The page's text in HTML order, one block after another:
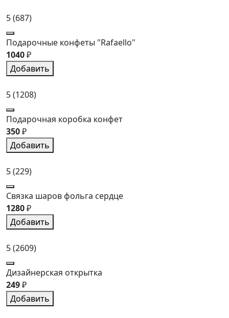
5(687)
Подарочные конфеты "Rafaello"
1040₽
Добавить
5(1208)
Подарочная коробка конфет
350₽
Добавить
5(229)
Связка шаров фольга сердце
1280₽
Добавить
5(2609)
Дизайнерская открытка
249₽
Добавить